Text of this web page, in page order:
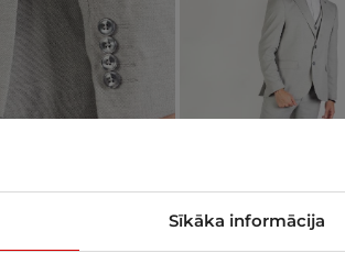
Sīkāka informācija